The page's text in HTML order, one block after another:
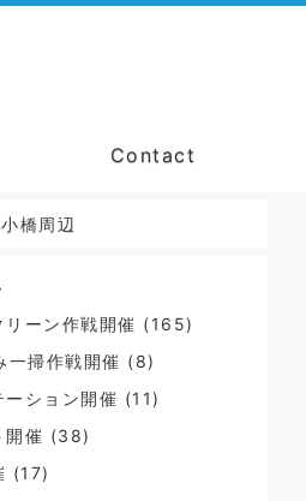
Contact
橋周辺
リーン作戦開催 (165)
一掃作戦開催 (8)
ーション開催 (11)
開催 (38)
(17)